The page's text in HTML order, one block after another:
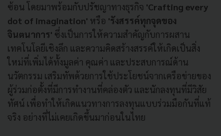
ซ้อน โดยมาพร้อมกับปรัชญาทางธุรกิจ 'Crafting every
dot of imagination' หรือ 'รังสรรค์ทุกจุดของ
จินตนาการ' ซึ่งเป็นการให้ความสำคัญกับการผสาน
เทคโนโลยีเชิงลึก และความคิดสร้างสรรค์ให้เกิดเป็นสิ่ง
ใหม่ที่เพิ่มได้ทั้งมูลค่า คุณค่า และประสบการณ์ด้าน
นวัตกรรม เสริมทัพด้วยการใช้ประโยชน์จากเครือข่ายของ
ผู้ร่วมก่อตั้งที่มีการทำงานที่คล่องตัว และนักลงทุนที่มีวิสัย
ทัศน์ เพื่อทำให้เกิดแนวทางการลงทุนแบบร่วมมือกันที่แท้
จริง อย่างที่ไม่เคยเกิดขึ้นมาก่อนในไทย